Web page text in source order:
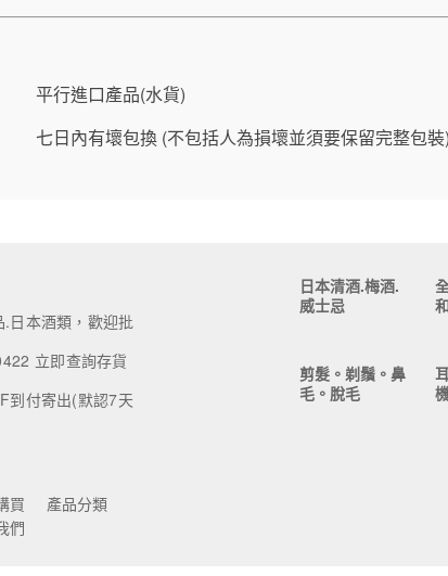
平行進口產品(水貨)
七日內有壞包換 (不包括人為損壞並須要保留完整包裝)
日本酒類，歡迎批
立即查詢存貨
到付寄出(默認7天
買
產品分類
們
日本清酒.梅酒.
威士忌
剪髮。剃鬚。鼻
毛。脫毛